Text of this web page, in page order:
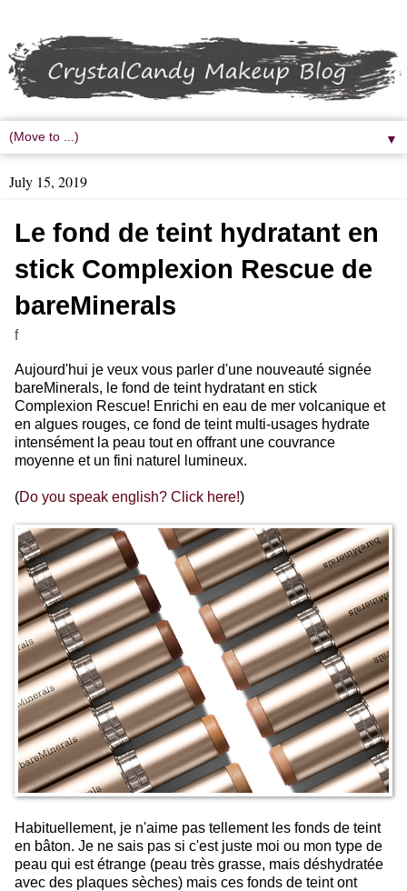
▼
July 15, 2019
Le fond de teint hydratant en
stick Complexion Rescue de
bareMinerals
f
Aujourd'hui je veux vous parler d'une nouveauté signée
bareMinerals, le fond de teint hydratant en stick
Complexion Rescue! Enrichi en eau de mer volcanique et
en algues rouges, ce fond de teint multi-usages hydrate
intensément la peau tout en offrant une couvrance
moyenne et un fini naturel lumineux.
(Do you speak english? Click here!)
Habituellement, je n'aime pas tellement les fonds de teint
en bâton. Je ne sais pas si c'est juste moi ou mon type de
peau qui est étrange (peau très grasse, mais déshydratée
avec des plaques sèches) mais ces fonds de teint ont